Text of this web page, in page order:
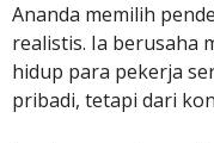
Ananda memilih
realistis. Ia berusaha
hidup para pekerja
pribadi, tetapi dari